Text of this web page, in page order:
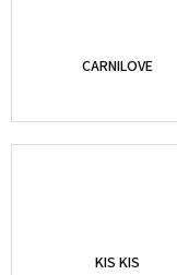
CARNILOVE
KIS KIS